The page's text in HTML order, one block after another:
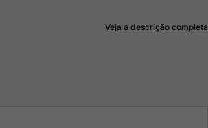
Veja a descrição completa